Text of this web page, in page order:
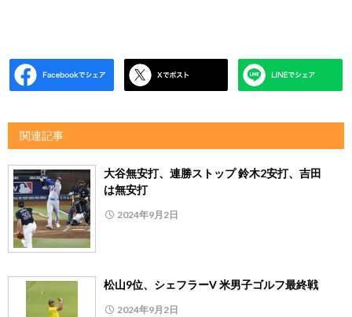
関連記事
大谷無安打、連勝ストップ 鈴木2安打、吉田
は無安打
2024年9月2日
松山9位、シェフラーV 米男子ゴルフ最終戦
2024年9月2日